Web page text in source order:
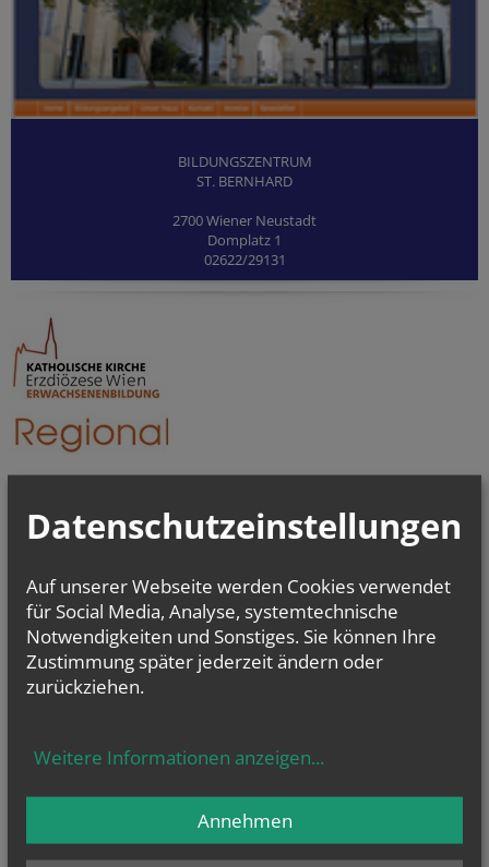
BILDUNGSZENTRUM
ST. BERNHARD
2700 Wiener Neustadt
Domplatz 1
02622/29131
Datenschutzeinstellungen
Auf unserer Webseite werden Cookies verwendet
für Social Media, Analyse, systemtechnische
Notwendigkeiten und Sonstiges. Sie können Ihre
Zustimmung später jederzeit ändern oder
zurückziehen.
Weitere Informationen anzeigen...
Annehmen